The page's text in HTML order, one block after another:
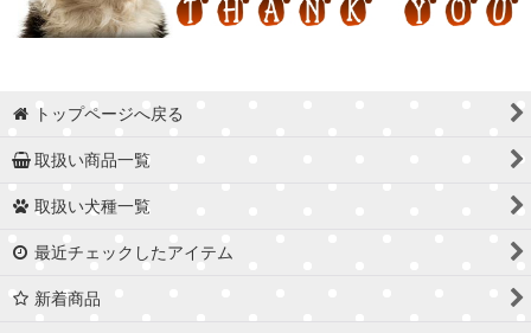
トップページへ戻る
取扱い商品一覧
取扱い犬種一覧
最近チェックしたアイテム
新着商品